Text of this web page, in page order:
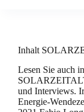
Inhalt
Lesen Sie auch
und Interviews.
Energie-